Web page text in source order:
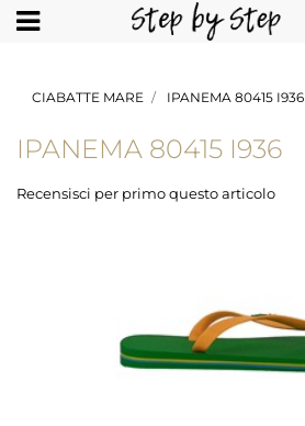
Open
CIABATTE MARE IPANEMA 80415 I936
IPANEMA 80415 I936
Recensisci per primo questo articolo